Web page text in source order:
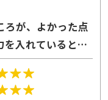
ろが、よかった点
を入れているとこ